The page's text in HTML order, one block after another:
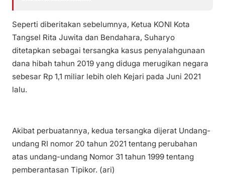
Seperti diberitakan sebelumnya, Ketua KONI Kota
Tangsel Rita Juwita dan Bendahara, Suharyo
ditetapkan sebagai tersangka kasus penyalahgunaan
dana hibah tahun 2019 yang diduga merugikan negara
sebesar Rp 1,1 miliar lebih oleh Kejari pada Juni 2021
lalu.
Akibat perbuatannya, kedua tersangka dijerat Undang-
undang RI nomor 20 tahun 2021 tentang perubahan
atas undang-undang Nomor 31 tahun 1999 tentang
pemberantasan Tipikor. (ari)